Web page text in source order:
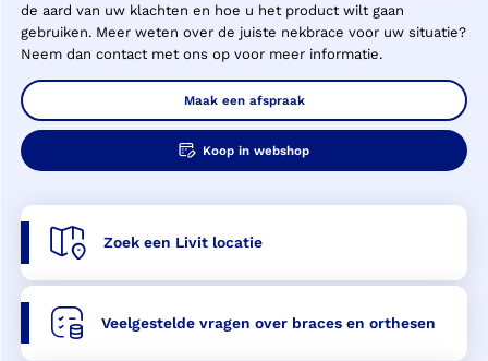
de aard van uw klachten en hoe u het product wilt gaan
gebruiken. Meer weten over de juiste nekbrace voor uw situatie?
Neem dan contact met ons op voor meer informatie.
Maak een afspraak
Koop in webshop
Zoek een Livit locatie
Veelgestelde vragen over braces en orthesen